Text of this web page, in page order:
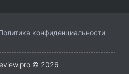
конфиденциальности
© 2026